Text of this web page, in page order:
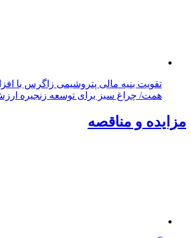
همت/ چراغ سبز برای توسعه زنجیره
مزایده و مناقصه